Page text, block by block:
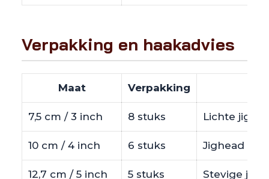
Verpakking en haakadvies
Maat Verpakking
7,5 cm / 3 inch 8 stuks Lichte
10 cm / 4 inch 6 stuks Jighead of
12,7 cm / 5 inch 5 stuks Stevige